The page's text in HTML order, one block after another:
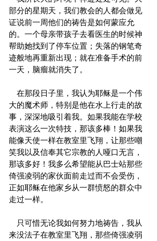
部分的星期天，我们教会的人都会做见
证说前一周他们的祷告是如何蒙应允
的。一个母亲带孩子去看医生的时候神
帮助她找到了停车位置；失落的钢笔奇
迹般地再重新出现；就在准备手术的前
一天，脑瘤就消失了。
大的魔术师，特别是他在水上行走的故
事，深深地吸引着我。如果我能在学校
表演这么一次特技，那该多棒！如果我
能像天使一样在教室里飞翔，让那些嘲
笑我以及信奉其它宗教的人哑口无言，
那该多好！我多么希望能从巴士站那些
倚强凌弱的家伙面前走过而不会受伤，
正如耶稣在他家乡从一群愤怒的群众中
走过一样。
来没法子在教室里飞翔，那些倚强凌弱